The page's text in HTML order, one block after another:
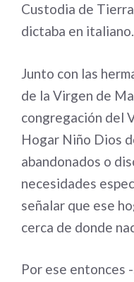
Custodia de Tierra
dictaba en italiano.
Junto con las
de la Virgen de
congregación del
Hogar Niño Dios
abandonados o
necesidades
señalar que ese
cerca de donde
Por ese entonces